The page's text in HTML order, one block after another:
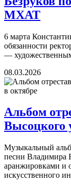
МХАТ
6 марта
обязанности
—
08.03.2026
Альбом
Высоцкого
Музыкальный
песни Владимира
аранжировками и
искусственного